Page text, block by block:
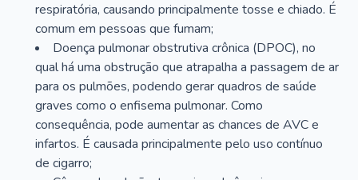
respiratória, causando principalmente tosse e chiado. É
comum em pessoas que fumam;
Doença pulmonar obstrutiva crônica (DPOC), no
qual há uma obstrução que atrapalha a passagem de ar
para os pulmões, podendo gerar quadros de saúde
graves como o enfisema pulmonar. Como
consequência, pode aumentar as chances de AVC e
infartos. É causada principalmente pelo uso contínuo
de cigarro;